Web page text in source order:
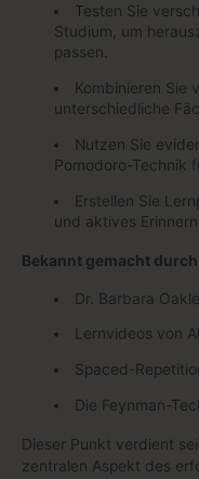
Testen Sie
Studium, um
passen.
Kombinieren Sie
unterschiedliche
Nutzen Sie
Pomodoro-Technik
Erstellen Sie
und aktives
Bekannt gemacht
Dr. Barbara
Lernvideos von
Spaced-
Die Feynman-
Dieser Punkt verdient
zentralen Aspekt des